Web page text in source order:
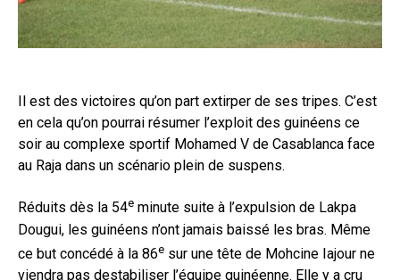
Il est des victoires qu’on part extirper de ses tripes. C’est
en cela qu’on pourrai résumer l’exploit des guinéens ce
soir au complexe sportif Mohamed V de Casablanca face
au Raja dans un scénario plein de suspens.
Réduits dès la 54e minute suite à l’expulsion de Lakpa
Dougui, les guinéens n’ont jamais baissé les bras. Même
ce but concédé à la 86e sur une tête de Mohcine Iajour ne
viendra pas destabiliser l’équipe guinéenne. Elle y a cru